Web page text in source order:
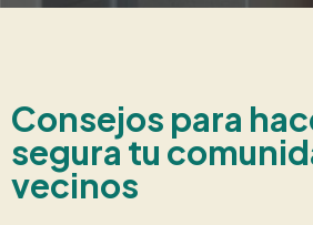
Consejos para
segura tu
vecinos